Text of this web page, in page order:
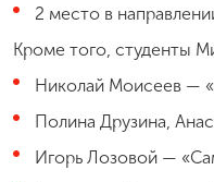
2 место в
Кроме того, студенты
Николай Моисеев —
Полина Друзина,
Игорь Лозовой —